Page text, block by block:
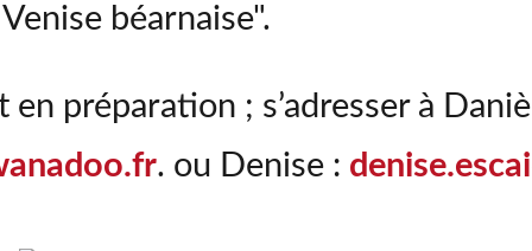
béarnaise".
en préparation ; s’adresser à
. ou Denise :